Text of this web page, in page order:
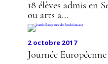
18 élèves admis en
ou arts a...
2 octobre 2017
Journée